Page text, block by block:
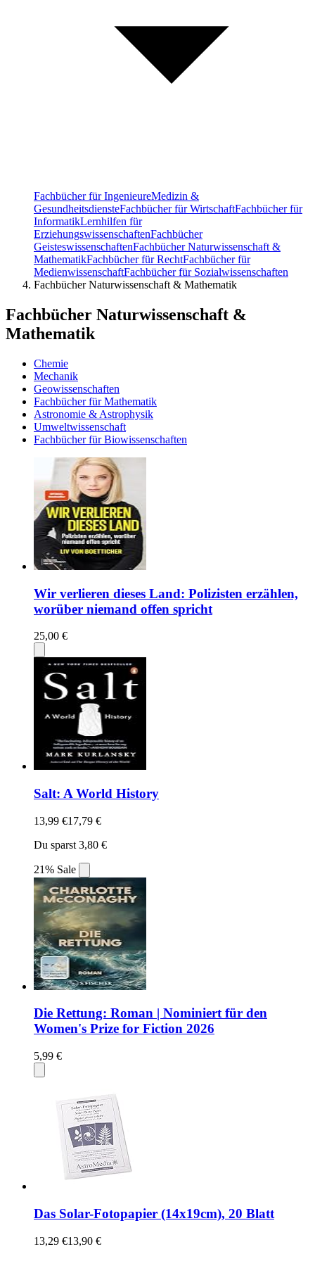
Fachbücher für IngenieureMedizin &
GesundheitsdiensteFachbücher für WirtschaftFachbücher für
InformatikLernhilfen für
ErziehungswissenschaftenFachbücher
GeisteswissenschaftenFachbücher Naturwissenschaft &
MathematikFachbücher für RechtFachbücher für
MedienwissenschaftFachbücher für Sozialwissenschaften
Fachbücher Naturwissenschaft & Mathematik
Fachbücher Naturwissenschaft &
Mathematik
Chemie
Mechanik
Geowissenschaften
Fachbücher für Mathematik
Astronomie & Astrophysik
Umweltwissenschaft
Fachbücher für Biowissenschaften
Wir verlieren dieses Land: Polizisten erzählen,
worüber niemand offen spricht
25,00 €
Salt: A World History
13,99 €17,79 €
Du sparst 3,80 €
21% Sale
Die Rettung: Roman | Nominiert für den
Women's Prize for Fiction 2026
5,99 €
Das Solar-Fotopapier (14x19cm), 20 Blatt
13,29 €13,90 €